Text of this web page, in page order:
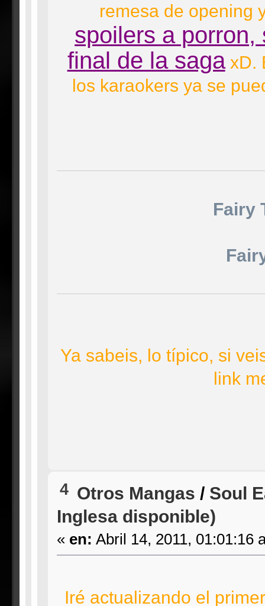
remesa de opening
spoilers a
final de la sagaxD.
los karaokers ya se
Fairy
Ya sabeis, lo típico, si
link
4 Otros Mangas / Soul
Inglesa disponible)
« en: Abril 14, 2011, 01:01:16
Iré actualizando el